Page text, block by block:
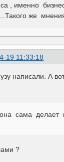
, именно
же
19 11:33:18
написали. А
сама делает
?